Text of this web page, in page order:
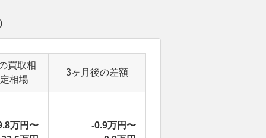
買取相
相場
3ヶ月後の差額
万円〜
-0.9万円〜